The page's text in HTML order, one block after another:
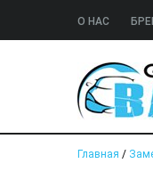
О НАС
Главная /